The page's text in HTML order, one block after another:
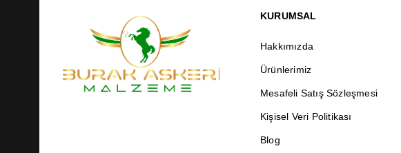
KURUMSAL
Hakkımızda
Ürünlerimiz
Mesafeli Satış Sözleşmesi
Kişisel Veri Politikası
Blog